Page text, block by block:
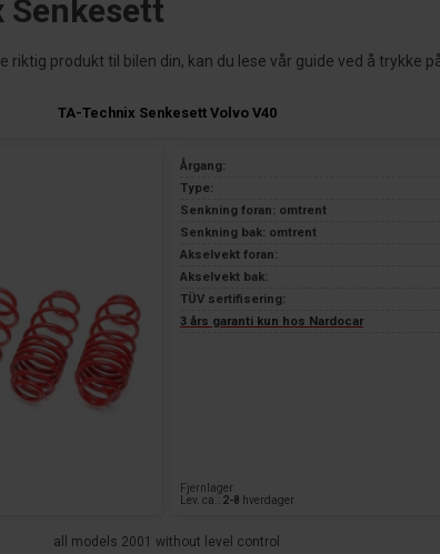
Senkesett
riktig produkt til bilen din, kan du lese vår guide ved å trykke
TA-Technix Senkesett Volvo V40
Årgang:
Type:
Senkning foran: omtrent
Senkning bak: omtrent
Akselvekt foran:
Akselvekt bak:
TÜV sertifisering:
3 års garanti kun hos Nardocar
Fjernlager
Lev. ca.: 2-8 hverdager
all models 2001 without level control